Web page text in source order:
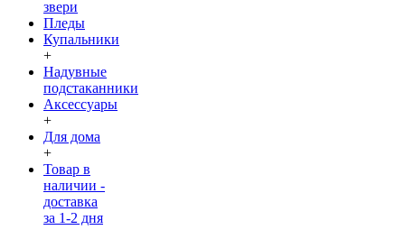
звери
Пледы
Купальники
+
Надувные
подстаканники
Аксессуары
+
Для дома
+
Товар в
наличии -
доставка
за 1-2 дня